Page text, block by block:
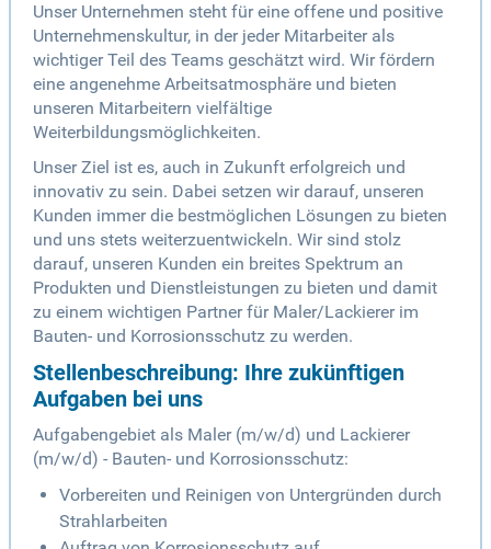
Unser Unternehmen steht für eine offene und positive
Unternehmenskultur, in der jeder Mitarbeiter als
wichtiger Teil des Teams geschätzt wird. Wir fördern
eine angenehme Arbeitsatmosphäre und bieten
unseren Mitarbeitern vielfältige
Weiterbildungsmöglichkeiten.
Unser Ziel ist es, auch in Zukunft erfolgreich und
innovativ zu sein. Dabei setzen wir darauf, unseren
Kunden immer die bestmöglichen Lösungen zu bieten
und uns stets weiterzuentwickeln. Wir sind stolz
darauf, unseren Kunden ein breites Spektrum an
Produkten und Dienstleistungen zu bieten und damit
zu einem wichtigen Partner für Maler/Lackierer im
Bauten- und Korrosionsschutz zu werden.
Stellenbeschreibung: Ihre zukünftigen
Aufgaben bei uns
Aufgabengebiet als Maler (m/w/d) und Lackierer
(m/w/d) - Bauten- und Korrosionsschutz:
Vorbereiten und Reinigen von Untergründen durch
Strahlarbeiten